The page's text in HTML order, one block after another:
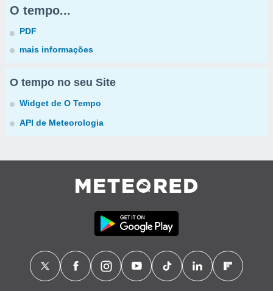
O tempo...
PDF
mais informações
O tempo no seu Site
Widget de O Tempo
API de Meteorologia